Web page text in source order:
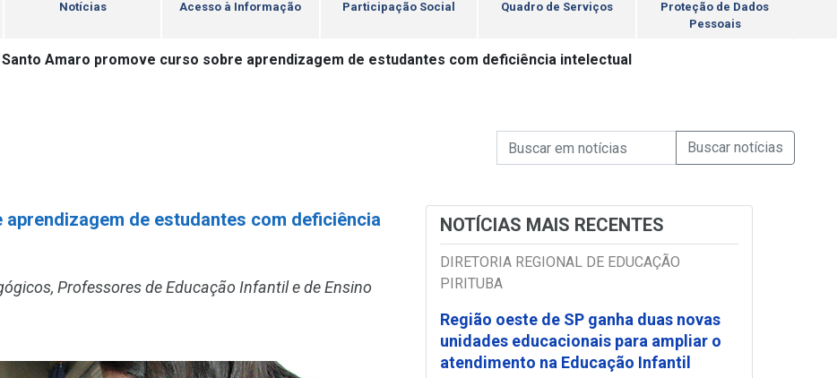
Notícias Acesso à Informação Participação Social Quadro de Serviços
Proteção de Dados
Pessoais
Santo Amaro promove curso sobre aprendizagem de estudantes com deficiência intelectual
Campo de Busca de Notícias
Campo de Busca de informaçõesEnviar a Busca de
de estudantes com deficiência
Professores de Educação Infantil e de Ensino
NOTÍCIAS MAIS RECENTES
DIRETORIA REGIONAL DE EDUCAÇÃO
PIRITUBA
Região oeste de SP ganha duas novas
unidades educacionais para ampliar o
atendimento na Educação Infantil